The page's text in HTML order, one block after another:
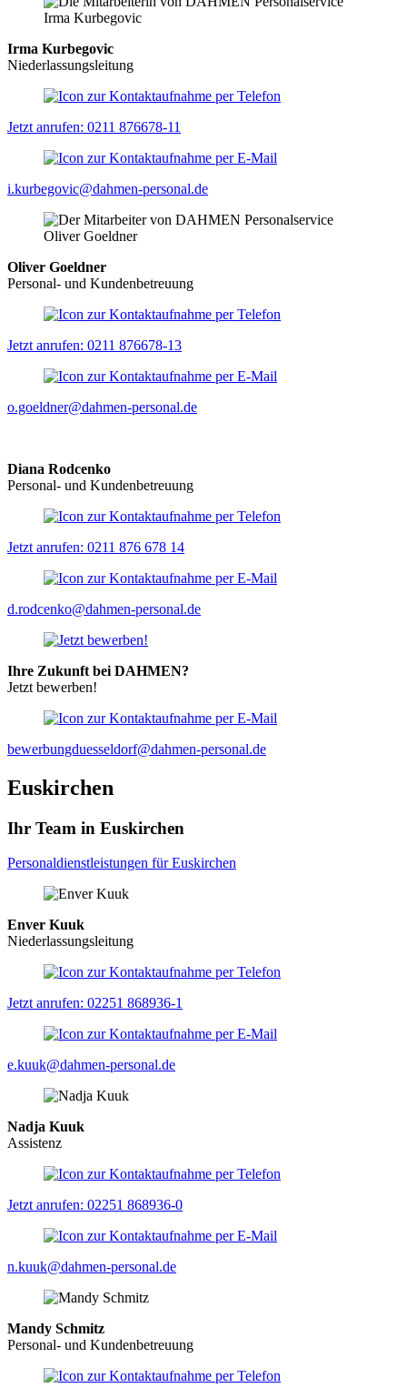
Irma Kurbegovic
Niederlassungsleitung
Jetzt anrufen: 0211 876678-11
i.kurbegovic@dahmen-personal.de
Oliver Goeldner
Personal- und Kundenbetreuung
Jetzt anrufen: 0211 876678-13
o.goeldner@dahmen-personal.de
Diana Rodcenko
Personal- und Kundenbetreuung
Jetzt anrufen: 0211 876 678 14
d.rodcenko@dahmen-personal.de
Ihre Zukunft bei DAHMEN?
Jetzt bewerben!
bewerbungduesseldorf@dahmen-personal.de
Euskirchen
Ihr Team in Euskirchen
Personaldienstleistungen für Euskirchen
Enver Kuuk
Niederlassungsleitung
Jetzt anrufen: 02251 868936-1
e.kuuk@dahmen-personal.de
Nadja Kuuk
Assistenz
Jetzt anrufen: 02251 868936-0
n.kuuk@dahmen-personal.de
Mandy Schmitz
Personal- und Kundenbetreuung